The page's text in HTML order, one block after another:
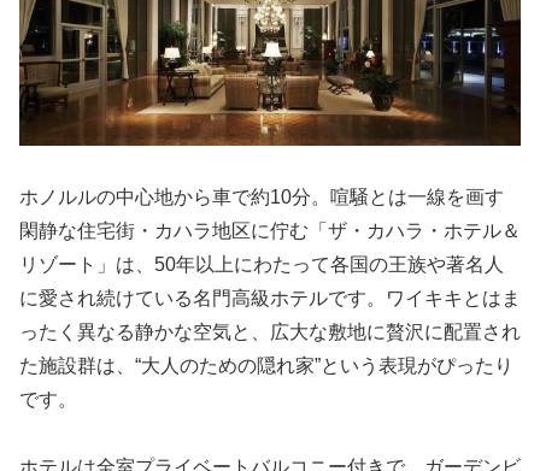
ホノルルの中心地から車で約10分。喧騒とは一線を画す
閑静な住宅街・カハラ地区に佇む「ザ・カハラ・ホテル＆
リゾート」は、50年以上にわたって各国の王族や著名人
に愛され続けている名門高級ホテルです。ワイキキとはま
ったく異なる静かな空気と、広大な敷地に贅沢に配置され
た施設群は、“大人のための隠れ家”という表現がぴったり
です。